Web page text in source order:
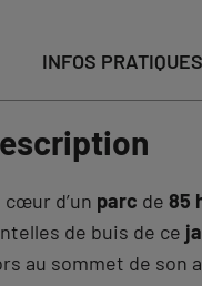
INFOS PRATIQUES
cœur d’un parc de 85
de buis de ce
au sommet de son